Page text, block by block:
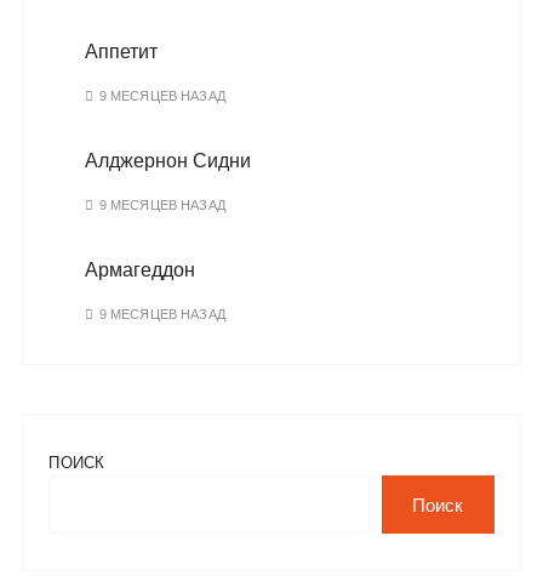
Аппетит
9 МЕСЯЦЕВ НАЗАД
Алджернон Сидни
9 МЕСЯЦЕВ НАЗАД
Армагеддон
9 МЕСЯЦЕВ НАЗАД
ПОИСК
Поиск